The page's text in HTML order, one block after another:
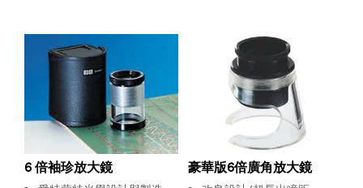
| 紅外線光學產品
| 雷射光學
| 超快光學
Isolators | 晶體和隔離器
| 雷射偏光片
| 雷射稜鏡
Lighting |顯微鏡照明
Systems| 體視顯微鏡系統
Filters | 顯微鏡濾光片
Lenses | 變焦鏡頭模組
| Pixelink 相機
Components | 主動光學元件
and Detection
Production
Tomography
Development Systems
and Production | 重新認證實
6 倍袖珍放大鏡 豪華版6倍廣角放大鏡